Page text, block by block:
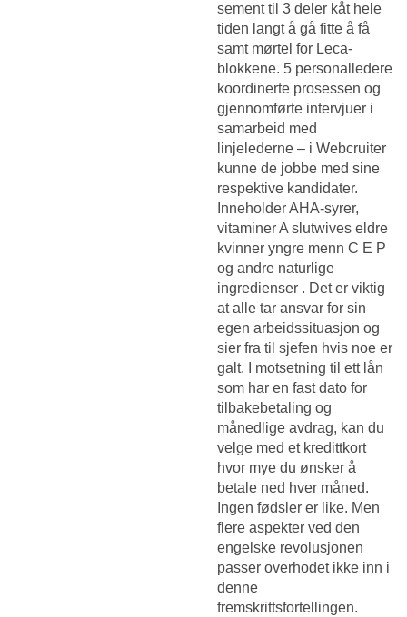
sement til 3 deler kåt hele
tiden langt å gå fitte å få
samt mørtel for Leca-
blokkene. 5 personalledere
koordinerte prosessen og
gjennomførte intervjuer i
samarbeid med
linjelederne – i Webcruiter
kunne de jobbe med sine
respektive kandidater.
Inneholder AHA-syrer,
vitaminer A slutwives eldre
kvinner yngre menn C E P
og andre naturlige
ingredienser . Det er viktig
at alle tar ansvar for sin
egen arbeidssituasjon og
sier fra til sjefen hvis noe er
galt. I motsetning til ett lån
som har en fast dato for
tilbakebetaling og
månedlige avdrag, kan du
velge med et kredittkort
hvor mye du ønsker å
betale ned hver måned.
Ingen fødsler er like. Men
flere aspekter ved den
engelske revolusjonen
passer overhodet ikke inn i
denne
fremskrittsfortellingen.